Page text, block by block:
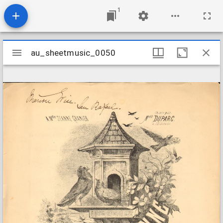
1
Mirador
viewer
au_sheetmusic_0050
au_sheetmusic_0050